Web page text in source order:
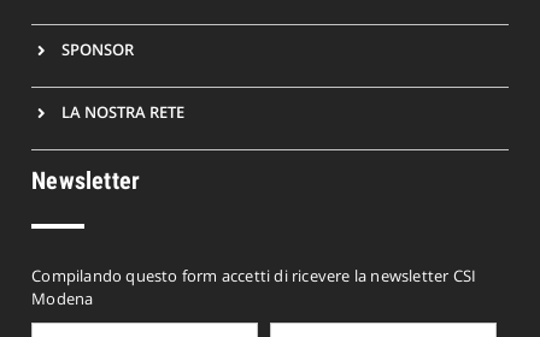
SPONSOR
LA NOSTRA RETE
Newsletter
Compilando questo form accetti di ricevere la newsletter CSI
Modena